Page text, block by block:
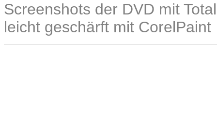
Screenshots der DVD mit
leicht geschärft mit CorelPaint